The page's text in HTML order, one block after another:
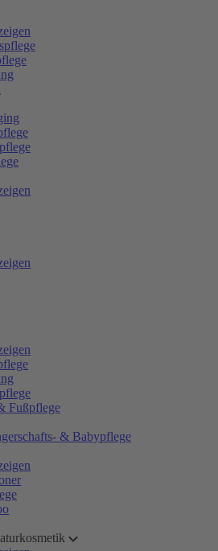
Fußpflege
& Babypflege